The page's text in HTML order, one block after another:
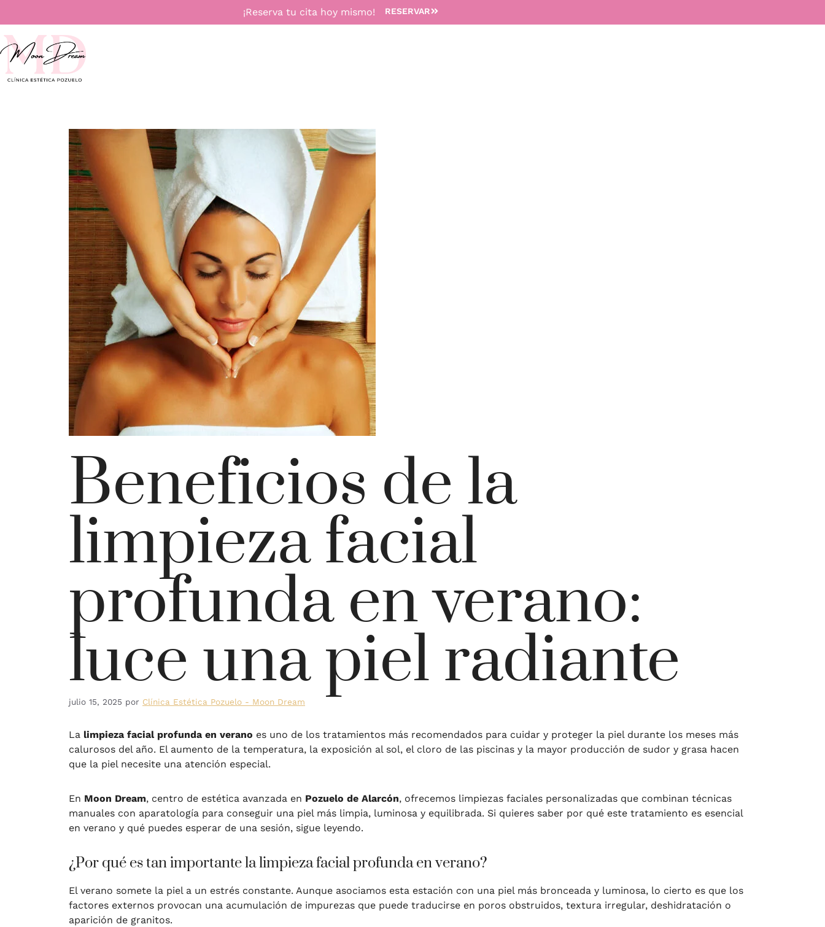
¡Reserva tu cita hoy mismo! RESERVAR
Beneficios de la
limpieza facial
profunda en verano:
luce una piel radiante
julio 15, 2025 por Clínica Estética Pozuelo - Moon Dream
La limpieza facial profunda en verano es uno de los tratamientos más recomendados para cuidar y proteger la piel durante los meses más
calurosos del año. El aumento de la temperatura, la exposición al sol, el cloro de las piscinas y la mayor producción de sudor y grasa hacen
que la piel necesite una atención especial.
En Moon Dream, centro de estética avanzada en Pozuelo de Alarcón, ofrecemos limpiezas faciales personalizadas que combinan técnicas
manuales con aparatología para conseguir una piel más limpia, luminosa y equilibrada. Si quieres saber por qué este tratamiento es esencial
en verano y qué puedes esperar de una sesión, sigue leyendo.
¿Por qué es tan importante la limpieza facial profunda en verano?
El verano somete la piel a un estrés constante. Aunque asociamos esta estación con una piel más bronceada y luminosa, lo cierto es que los
factores externos provocan una acumulación de impurezas que puede traducirse en poros obstruidos, textura irregular, deshidratación o
aparición de granitos.